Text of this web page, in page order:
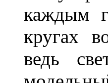
каждым
кругах
ведь